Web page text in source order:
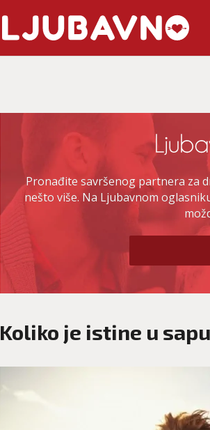
Pronađite savršenog partnera za
nešto više. Na Ljubavnom
Koliko je istine u